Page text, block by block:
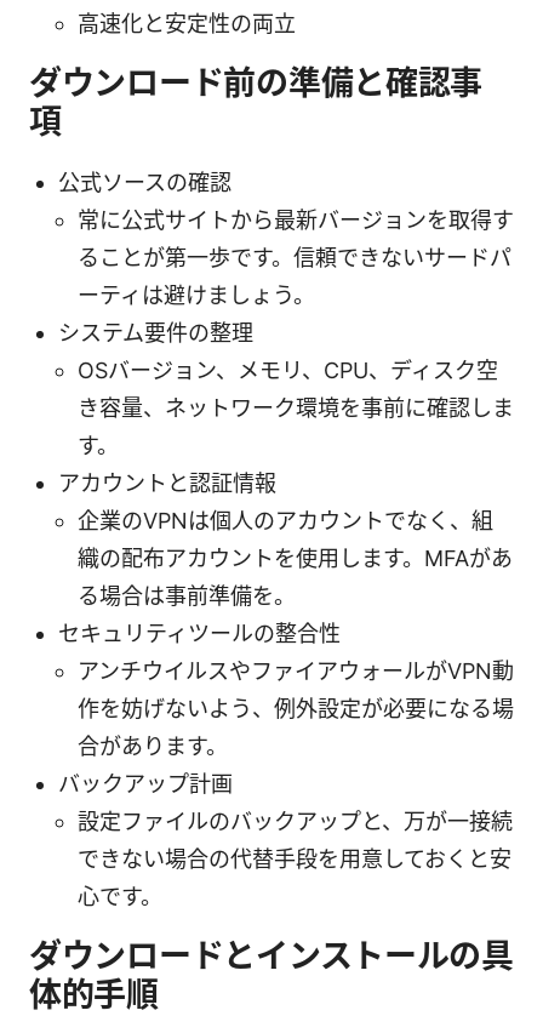
高速化と安定性の両立
ダウンロード前の準備と確認事
項
公式ソースの確認
常に公式サイトから最新バージョンを取得す
ることが第一歩です。信頼できないサードパ
ーティは避けましょう。
システム要件の整理
OSバージョン、メモリ、CPU、ディスク空
き容量、ネットワーク環境を事前に確認しま
す。
アカウントと認証情報
企業のVPNは個人のアカウントでなく、組
織の配布アカウントを使用します。MFAがあ
る場合は事前準備を。
セキュリティツールの整合性
アンチウイルスやファイアウォールがVPN動
作を妨げないよう、例外設定が必要になる場
合があります。
バックアップ計画
設定ファイルのバックアップと、万が一接続
できない場合の代替手段を用意しておくと安
心です。
ダウンロードとインストールの具
体的手順